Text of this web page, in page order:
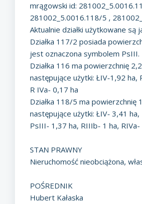
mrągowski id:
281002_5.0016.118/5 ,
Aktualnie działki użytkowane są
Działka 117/2 posiada
jest oznaczona symbolem PsIII.
Działka 116 ma powierzchnię
następujące użytki: ŁIV-1,92 ha,
R IVa- 0,17 ha
Działka 118/5 ma powierzchnię
następujące użytki: ŁIV- 3,41 ha,
PsIII- 1,37 ha, RIIIb- 1 ha, RIVa-
STAN PRAWNY
Nieruchomość nieobciążona,
POŚREDNIK
Hubert Kałaska